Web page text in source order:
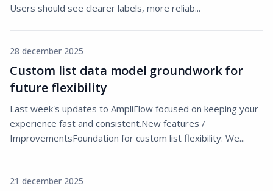
Users should see clearer labels, more reliab...
28 december 2025
Custom list data model groundwork for
future flexibility
Last week's updates to AmpliFlow focused on keeping your
experience fast and consistent.New features /
ImprovementsFoundation for custom list flexibility: We...
21 december 2025